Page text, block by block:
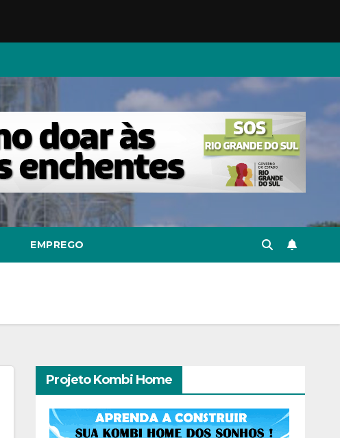
EMPREGO
Projeto Kombi Home